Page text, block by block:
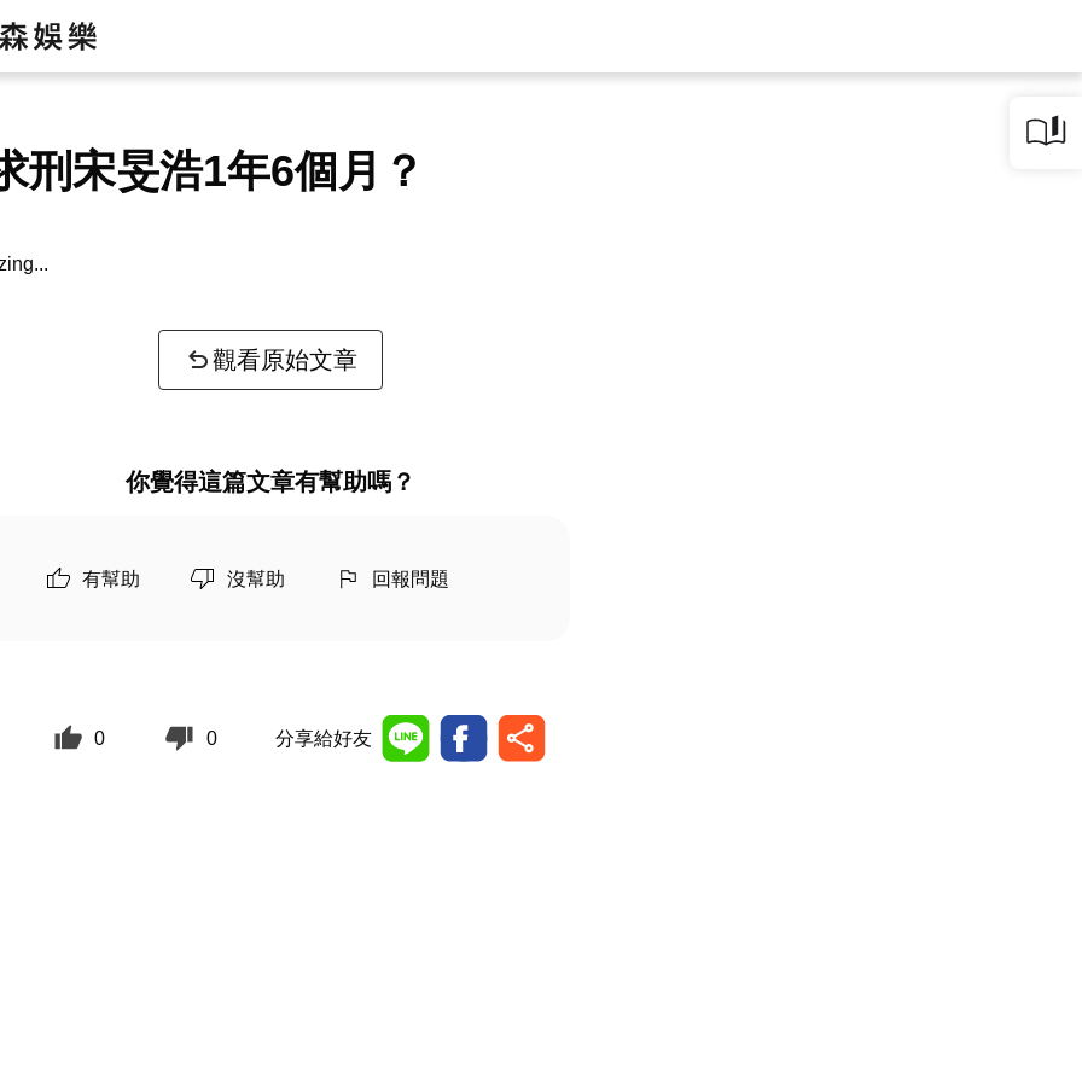
刑宋旻浩1年6個月？
觀看原始文章
你覺得這篇文章有幫助嗎？
有幫助 沒幫助 回報問題
0 0 分享給好友